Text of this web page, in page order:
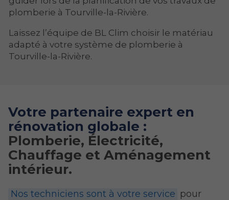
plomberie à Tourville-la-Rivière.
Laissez l’équipe de BL Clim choisir le matériau
adapté à votre système de plomberie à
Tourville-la-Rivière.
Votre partenaire expert en
rénovation globale :
Plomberie, Électricité,
Chauffage et Aménagement
intérieur.
Nos techniciens sont à votre service pour